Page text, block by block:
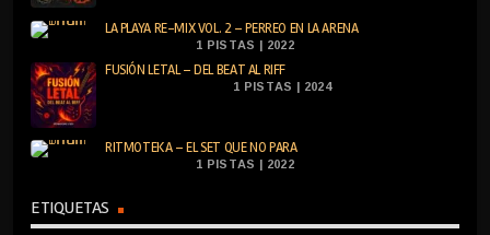
LA PLAYA RE-MIX VOL. 2 – PERREO EN LA ARENA
1 PISTAS | 2022
FUSIÓN LETAL – DEL BEAT AL RIFF
1 PISTAS | 2024
RITMOTEKA – EL SET QUE NO PARA
1 PISTAS | 2022
ETIQUETAS